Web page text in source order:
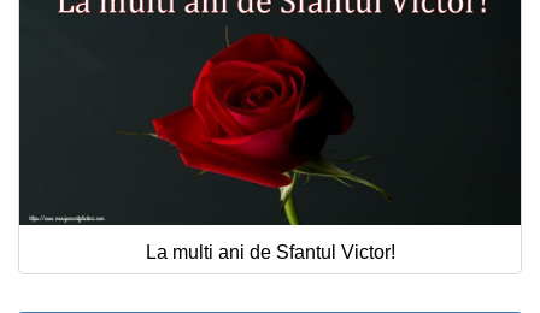
La multi ani de Sfantul Victor!